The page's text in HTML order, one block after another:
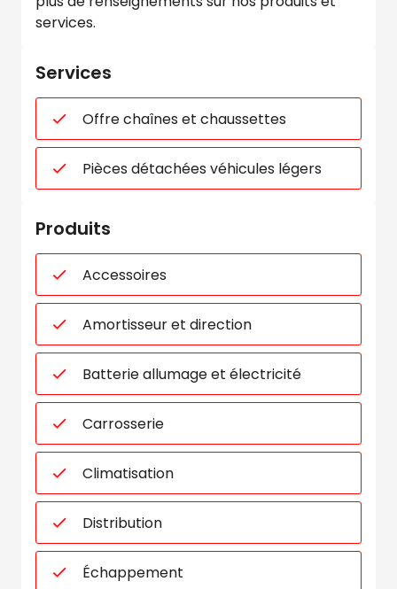
services.
Services
Offre chaînes et chaussettes
Pièces détachées véhicules légers
Produits
Accessoires
Amortisseur et direction
Batterie allumage et électricité
Carrosserie
Climatisation
Distribution
Échappement